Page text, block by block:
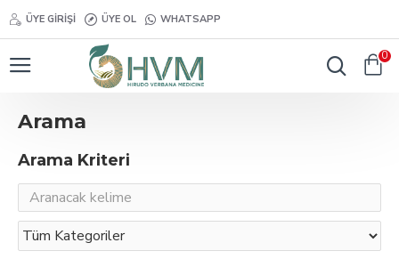
ÜYE GIRIŞI ÜYE OL WHATSAPP
0
Arama
Arama Kriteri